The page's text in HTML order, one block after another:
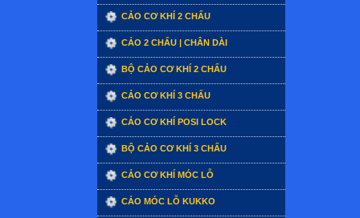
CẢO CƠ KHÍ 2 CHẤU
CẢO 2 CHẤU | CHÂN DÀI
BỘ CẢO CƠ KHÍ 2 CHẤU
CẢO CƠ KHÍ 3 CHẤU
CẢO CƠ KHÍ POSI LOCK
BỘ CẢO CƠ KHÍ 3 CHẤU
CẢO CƠ KHÍ MÓC LỖ
CẢO MÓC LỖ KUKKO